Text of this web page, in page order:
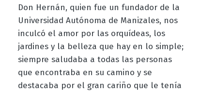
Don Hernán, quien fue un fundador de la
Universidad Autónoma de Manizales, nos
inculcó el amor por las orquídeas, los
jardines y la belleza que hay en lo simple;
siempre saludaba a todas las personas
que encontraba en su camino y se
destacaba por el gran cariño que le tenía